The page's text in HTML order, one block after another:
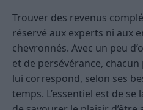
Trouver des revenus
réservé aux experts ni aux
chevronnés. Avec un peu
et de persévérance,
lui correspond, selon ses
temps. L’essentiel est de se